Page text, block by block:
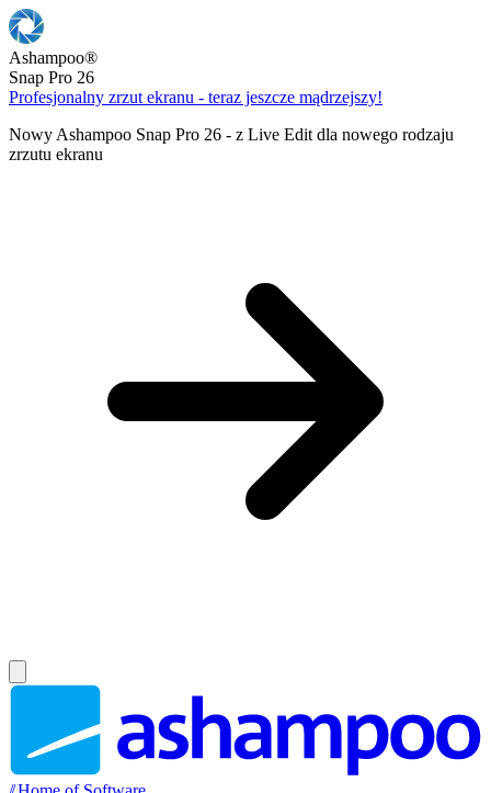
Ashampoo®
Snap Pro 26
Profesjonalny zrzut ekranu - teraz jeszcze mądrzejszy!
Nowy Ashampoo Snap Pro 26 - z Live Edit dla nowego rodzaju
zrzutu ekranu